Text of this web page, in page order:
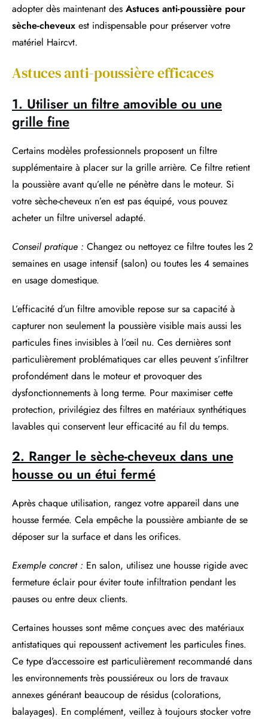
adopter dès maintenant des Astuces anti-poussière pour
sèche-cheveux est indispensable pour préserver votre
matériel Haircvt.
Astuces anti-poussière efficaces
1. Utiliser un filtre amovible ou une
grille fine
Certains modèles professionnels proposent un filtre
supplémentaire à placer sur la grille arrière. Ce filtre retient
la poussière avant qu’elle ne pénètre dans le moteur. Si
votre sèche-cheveux n’en est pas équipé, vous pouvez
acheter un filtre universel adapté.
Conseil pratique : Changez ou nettoyez ce filtre toutes les 2
semaines en usage intensif (salon) ou toutes les 4 semaines
en usage domestique.
L’efficacité d’un filtre amovible repose sur sa capacité à
capturer non seulement la poussière visible mais aussi les
particules fines invisibles à l’œil nu. Ces dernières sont
particulièrement problématiques car elles peuvent s’infiltrer
profondément dans le moteur et provoquer des
dysfonctionnements à long terme. Pour maximiser cette
protection, privilégiez des filtres en matériaux synthétiques
lavables qui conservent leur efficacité au fil du temps.
2. Ranger le sèche-cheveux dans une
housse ou un étui fermé
Après chaque utilisation, rangez votre appareil dans une
housse fermée. Cela empêche la poussière ambiante de se
déposer sur la surface et dans les orifices.
Exemple concret : En salon, utilisez une housse rigide avec
fermeture éclair pour éviter toute infiltration pendant les
pauses ou entre deux clients.
Certaines housses sont même conçues avec des matériaux
antistatiques qui repoussent activement les particules fines.
Ce type d’accessoire est particulièrement recommandé dans
les environnements très poussiéreux ou lors de travaux
annexes générant beaucoup de résidus (colorations,
balayages). En complément, veillez à toujours stocker votre